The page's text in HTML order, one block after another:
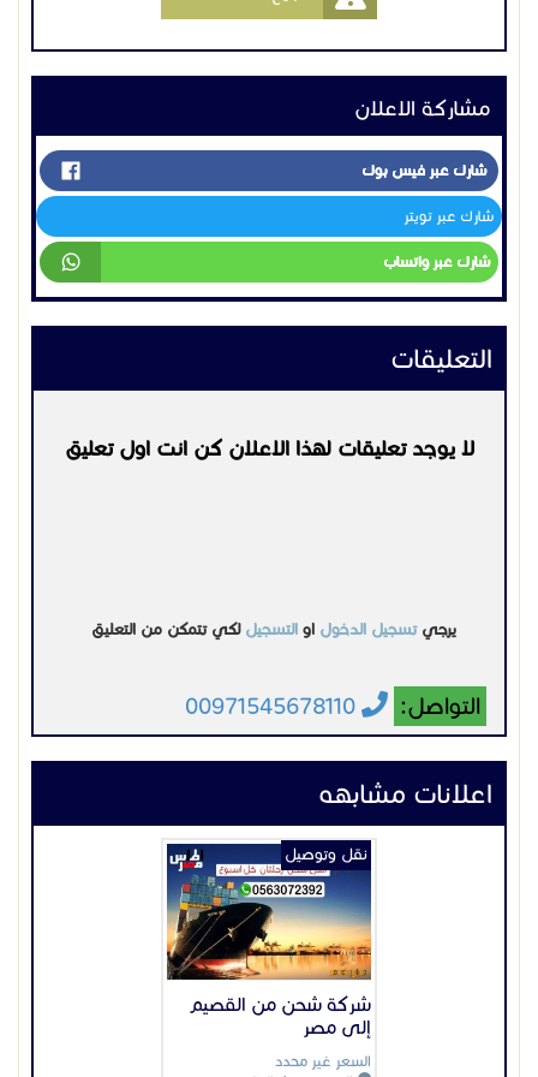
مشاركة الاعلان
شارك عبر فيس بوك
شارك عبر تويتر
شارك عبر واتساب
التعليقات
لا يوجد تعليقات لهذا الاعلان كن انت اول تعليق
يرجيتسجيل الدخول او التسجيل لكي تتمكن من التعليق
التواصل: 00971545678110
اعلانات مشابهه
شركة شحن من القصيم
إلى مصر
السعر غير محدد
نقل وتوصيل